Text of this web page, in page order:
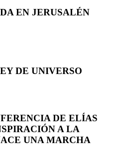
EN JERUSALÉN
DE UNIVERSO
DE ELÍAS
A LA
UNA MARCHA